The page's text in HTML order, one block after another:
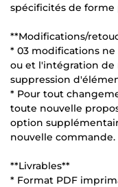
spécificités de
**Modifications/
* 03 modifications
ou et l'intégration de
suppression
* Pour tout
toute nouvelle
option
nouvelle commande.
**Livrables**
* Format PDF